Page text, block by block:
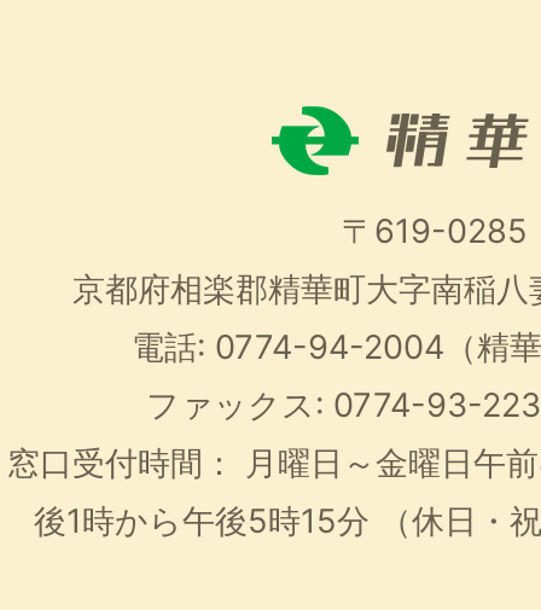
〒619-0285
京都府相楽郡精華町大字南稲
電話: 0774-94-2004（精
ファックス: 0774-93-
窓口受付時間：
月曜日～金曜日午
後1時から午後5時15分
（休日・